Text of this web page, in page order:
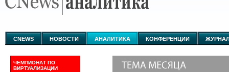
к аналитике
участвовать
CNEWS НОВОСТИ АНАЛИТИКА КОНФЕРЕНЦИИ
ЧЕМПИОНАТ ПО
ВИРТУАЛИЗАЦИИ